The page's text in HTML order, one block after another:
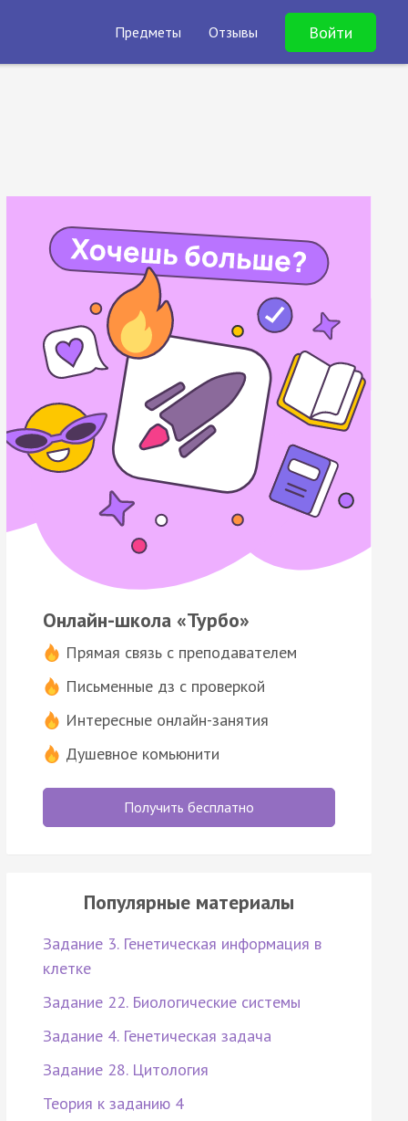
Предметы Отзывы Войти
Онлайн-школа «Турбо»
Прямая связь с преподавателем
Письменные дз с проверкой
Интересные онлайн-занятия
Душевное комьюнити
Получить бесплатно
Популярные материалы
Задание 3. Генетическая информация в
клетке
Задание 22. Биологические системы
Задание 4. Генетическая задача
Задание 28. Цитология
Теория к заданию 4